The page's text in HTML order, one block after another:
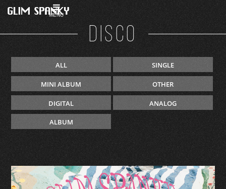
MENU
DISCO
ALL SINGLE
MINI ALBUM OTHER
DIGITAL ANALOG
ALBUM